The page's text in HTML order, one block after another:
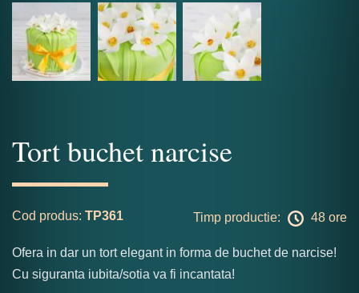
Tort buchet narcise
Cod produs: TP361 Timp productie: 48 ore
Ofera in dar un tort elegant in forma de buchet de narcise!
Cu siguranta iubita/sotia va fi incantata!